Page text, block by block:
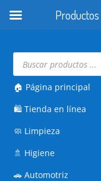
Búsqueda
productos
🏠 Página principal
🛍️Tienda en línea
🧼 Limpieza
🚿 Higiene
🚗Automotriz